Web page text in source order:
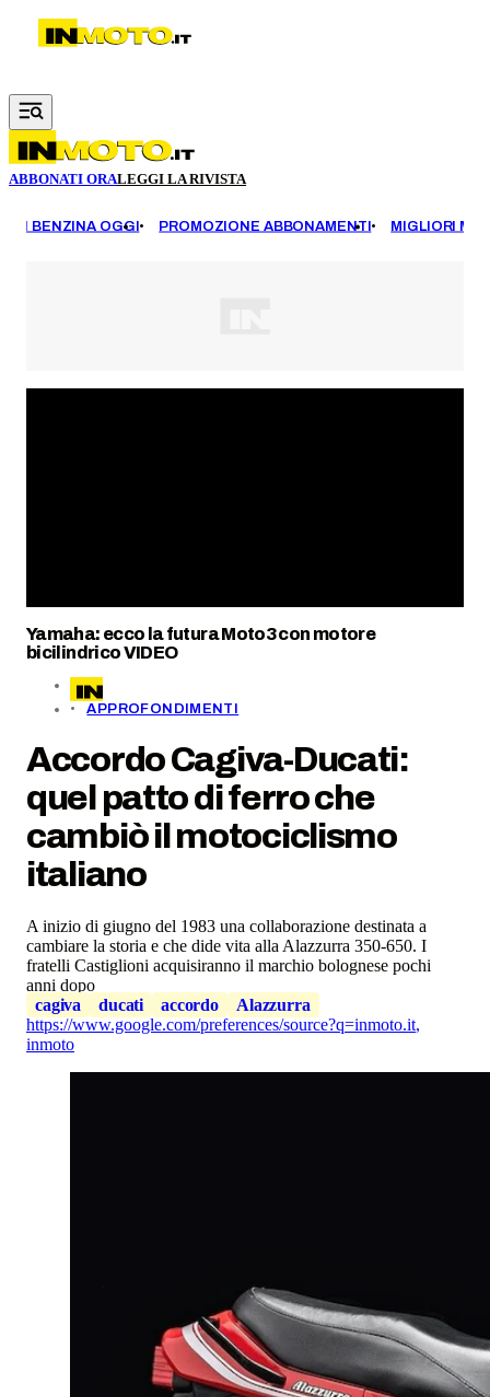
Vai al contenuto principale
ABBONATI ORALEGGI LA RIVISTA
BENZINA OGGI PROMOZIONE ABBONAMENTI MIGLIORI
Yamaha: ecco la futura Moto3 con motore
bicilindrico VIDEO
APPROFONDIMENTI
Accordo Cagiva-Ducati:
quel patto di ferro che
cambiò il motociclismo
italiano
A inizio di giugno del 1983 una collaborazione destinata a
cambiare la storia e che dide vita alla Alazzurra 350-650. I
fratelli Castiglioni acquisiranno il marchio bolognese pochi
anni dopo
cagiva
ducati accordo
Alazzurra
https://www.google.com/preferences/source?q=inmoto.it,
inmoto